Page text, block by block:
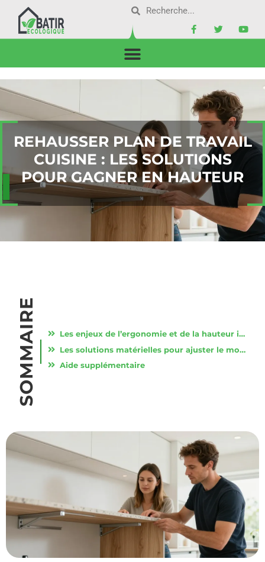
REHAUSSER PLAN DE TRAVAIL
CUISINE : LES SOLUTIONS
POUR GAGNER EN HAUTEUR
SOMMAIRE
Les enjeux de l’ergonomie et de la hauteur idéale pour cuisiner confortablement
Les solutions matérielles pour ajuster le mobilier sans changer toute la cuisine
Aide supplémentaire